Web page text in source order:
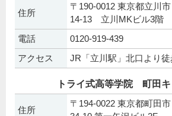
住所
〒190-0012 東京都立川
14-13 立川MKビル3階
電話
0120-919-439
アクセス
JR「立川駅」北口より徒
トライ式高等学院 町田
住所
〒194-0022 東京都町田